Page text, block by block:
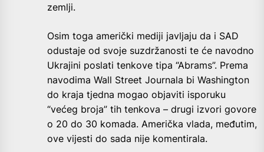
zemlji.
Osim toga američki mediji javljaju da i SAD
odustaje od svoje suzdržanosti te će navodno
Ukrajini poslati tenkove tipa “Abrams”. Prema
navodima Wall Street Journala bi Washington
do kraja tjedna mogao objaviti isporuku
“većeg broja” tih tenkova – drugi izvori govore
o 20 do 30 komada. Američka vlada, međutim,
ove vijesti do sada nije komentirala.